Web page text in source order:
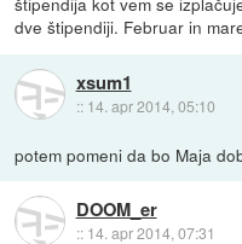
dve štipendiji. Februar in
xsum1
:: 14. apr 2014, 05:10
potem pomeni da bo Maja
DOOM_er
:: 14. apr 2014, 07:31